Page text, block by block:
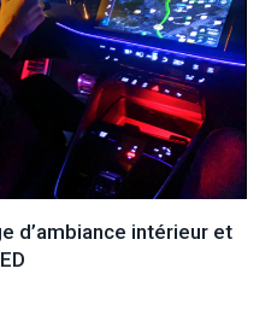
d’ambiance intérieur et